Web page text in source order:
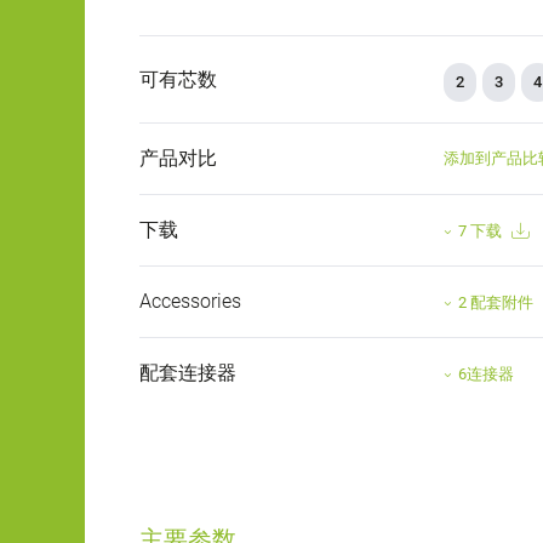
可有芯数 2 3 4
产品对比 添加到产品比
下载 7 下载
Accessories 2 配套附件
配套连接器 6连接器